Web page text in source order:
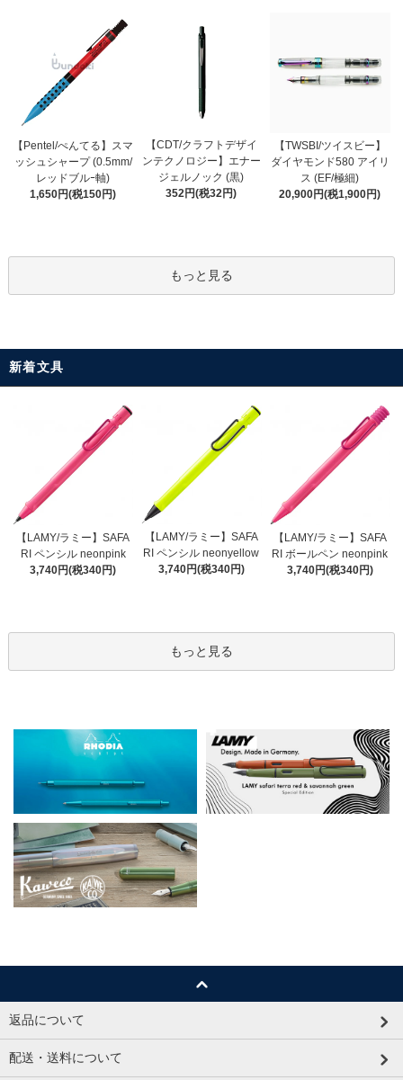
【Pentel/ぺんてる】スマ
ッシュシャープ (0.5mm/
レッドブルｰ軸)
1,650円(税150円)
【CDT/クラフトデザイ
ンテクノロジー】エナー
ジェルノック (黒)
352円(税32円)
【TWSBI/ツイスビー】
ダイヤモンド580 アイリ
ス (EF/極細)
20,900円(税1,900円)
もっと見る
新着文具
【LAMY/ラミー】SAFA
RI ペンシル neonpink
3,740円(税340円)
【LAMY/ラミー】SAFA
RI ペンシル neonyellow
3,740円(税340円)
【LAMY/ラミー】SAFA
RI ボールペン neonpink
3,740円(税340円)
もっと見る
返品について
配送・送料について